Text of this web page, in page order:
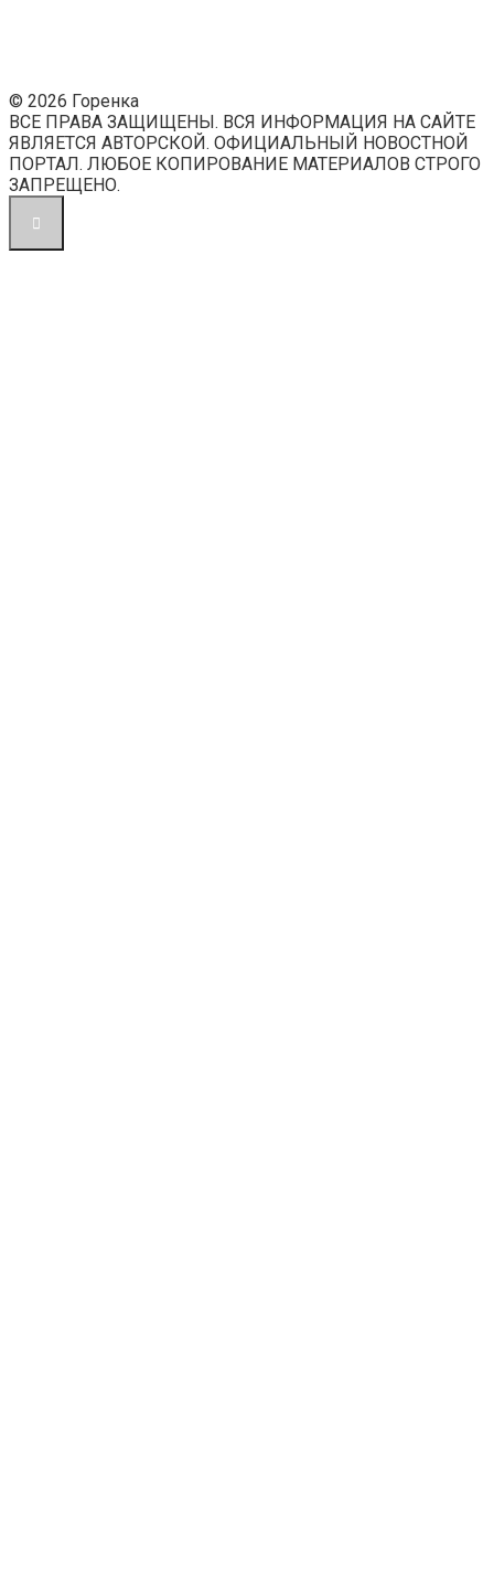
© 2026 Горенка
ВСЕ ПРАВА ЗАЩИЩЕНЫ. ВСЯ ИНФОРМАЦИЯ НА САЙТЕ
ЯВЛЯЕТСЯ АВТОРСКОЙ. ОФИЦИАЛЬНЫЙ НОВОСТНОЙ
ПОРТАЛ. ЛЮБОЕ КОПИРОВАНИЕ МАТЕРИАЛОВ СТРОГО
ЗАПРЕЩЕНО.